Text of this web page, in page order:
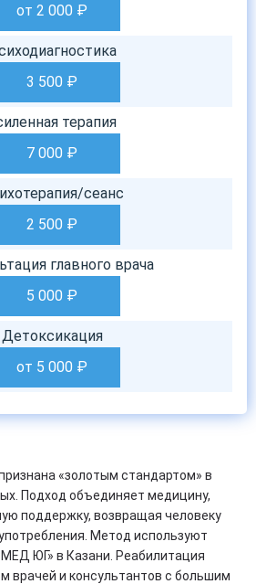
от 2 000 ₽
3 500 ₽
терапия
7 000 ₽
сеанс
2 500 ₽
главного врача
5 000 ₽
Детоксикация
от 5 000 ₽
«золотым стандартом» в
Подход объединяет медицину,
поддержку, возвращая человеку
Метод используют
ЮГ» в Казани. Реабилитация
врачей и консультантов с большим